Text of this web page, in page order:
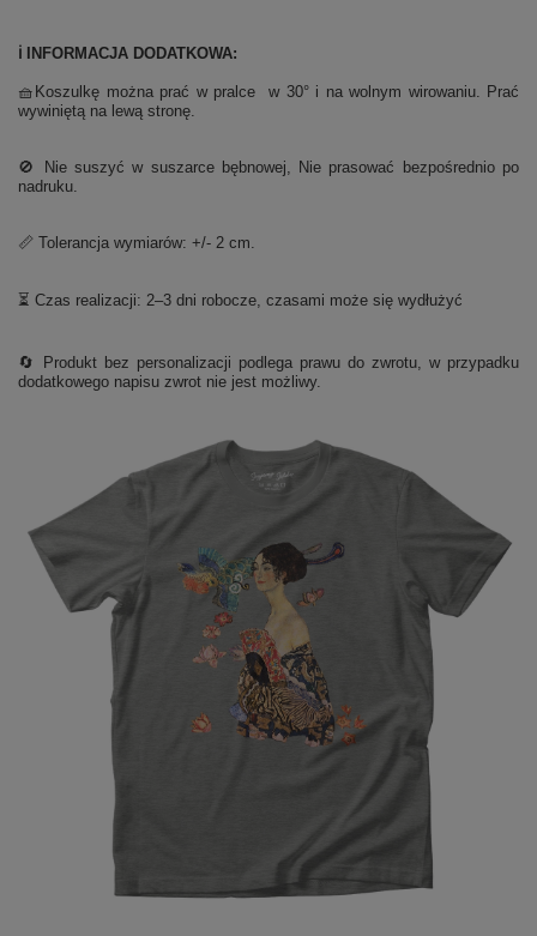
ℹ️ INFORMACJA DODATKOWA:
🧺Koszulkę można prać w pralce w 30° i na wolnym wirowaniu. Prać
wywiniętą na lewą stronę.
🚫 Nie suszyć w suszarce bębnowej, Nie prasować bezpośrednio po
nadruku.
📏 Tolerancja wymiarów: +/- 2 cm.
⏳ Czas realizacji: 2–3 dni robocze, czasami może się wydłużyć
🔄 Produkt bez personalizacji podlega prawu do zwrotu, w przypadku
dodatkowego napisu zwrot nie jest możliwy.